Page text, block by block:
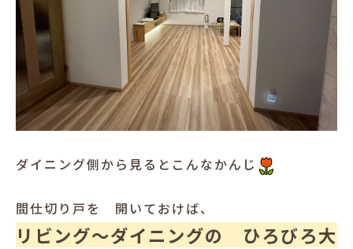
ダイニング側から見るとこんなかんじ
間仕切り戸を 開いておけば、
リビング～ダイニングの ひろびろ大